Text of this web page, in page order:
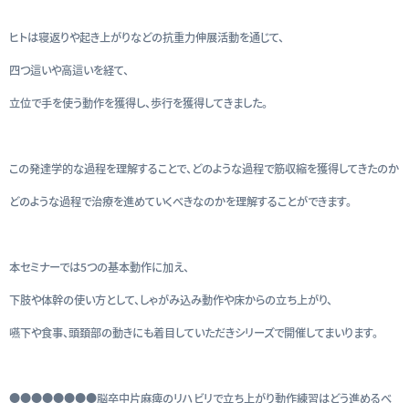
ヒトは寝返りや起き上がりなどの抗重力伸展活動を通じて、
四つ這いや高這いを経て、
立位で手を使う動作を獲得し、歩行を獲得してきました。
この発達学的な過程を理解することで、どのような過程で筋収縮を獲得してきたのか
どのような過程で治療を進めていくべきなのかを理解することができます。
本セミナーでは5つの基本動作に加え、
下肢や体幹の使い方として、しゃがみ込み動作や床からの立ち上がり、
嚥下や食事、頭頚部の動きにも着目していただきシリーズで開催してまいります。
●●●●●●●●脳卒中片麻痺のリハビリで立ち上がり動作練習はどう進めるべ